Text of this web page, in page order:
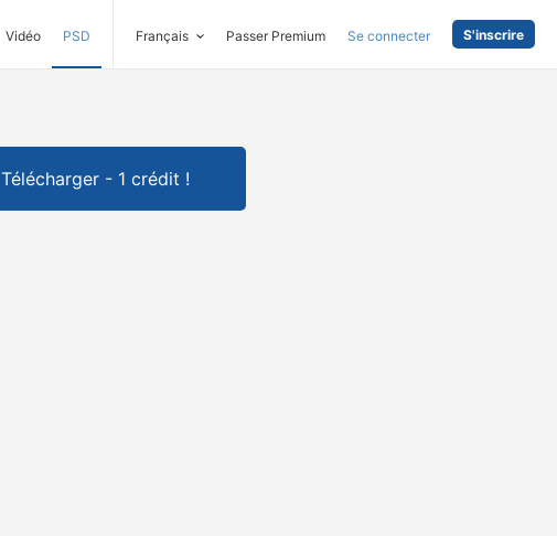
Vidéo PSD Français Passer Premium Se connecter S'inscrire
Télécharger - 1 crédit !